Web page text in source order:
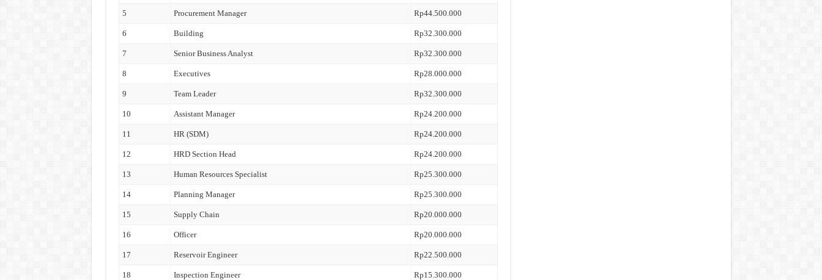
5 Procurement Manager Rp44.500.000
6 Building Rp32.300.000
7 Senior Business Analyst Rp32.300.000
8 Executives Rp28.000.000
9 Team Leader Rp32.300.000
10 Assistant Manager Rp24.200.000
11 HR (SDM) Rp24.200.000
12 HRD Section Head Rp24.200.000
13 Human Resources Specialist Rp25.300.000
14 Planning Manager Rp25.300.000
15 Supply Chain Rp20.000.000
16 Officer Rp20.000.000
17 Reservoir Engineer Rp22.500.000
18 Inspection Engineer Rp15.300.000